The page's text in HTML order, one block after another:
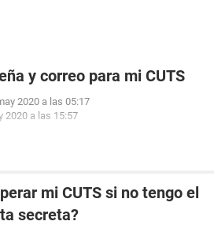
y correo para mi CUTS
2020 a las 05:17
2020 a las 15:57
mi CUTS si no tengo el
secreta?